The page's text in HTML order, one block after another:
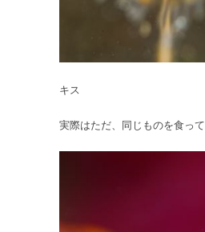
キス
実際はただ、同じものを食っ